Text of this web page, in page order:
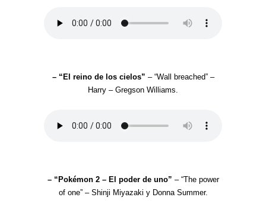
– “El reino de los cielos” – “Wall breached” –
Harry – Gregson Williams.
– “Pokémon 2 – El poder de uno” – “The power
of one” – Shinji Miyazaki y Donna Summer.